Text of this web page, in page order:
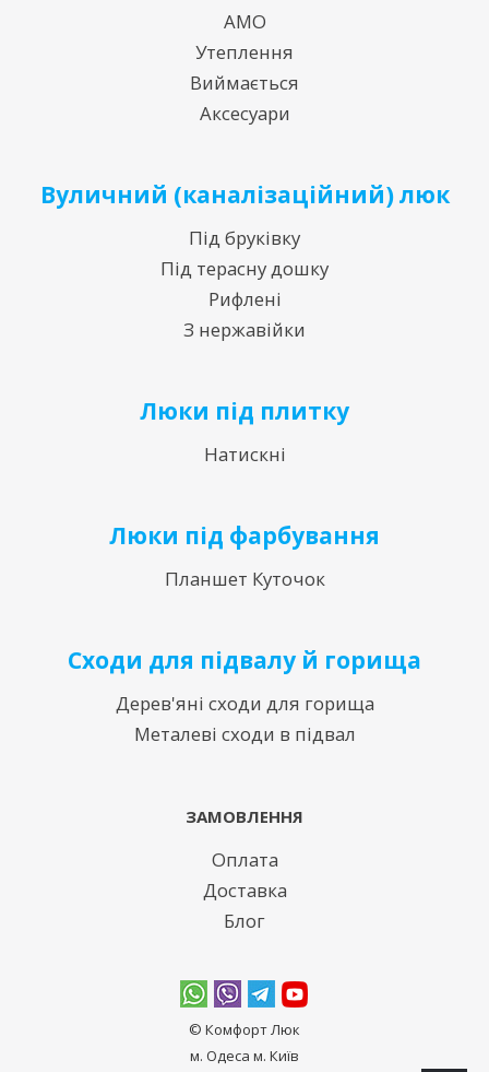
АМО
Утеплення
Виймається
Аксесуари
Вуличний (каналізаційний) люк
Під бруківку
Під терасну дошку
Рифлені
З нержавійки
Люки під плитку
Натискні
Люки під фарбування
Планшет Куточок
Сходи для підвалу й горища
Дерев'яні сходи для горища
Металеві сходи в підвал
ЗАМОВЛЕННЯ
Оплата
Доставка
Блог
© Комфорт Люк
м. Одеса м. Київ